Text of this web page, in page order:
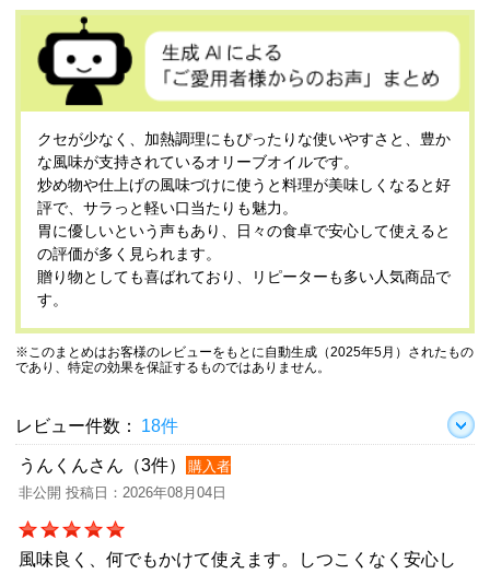
クセが少なく、加熱調理にもぴったりな使いやすさと、豊か
な風味が支持されているオリーブオイルです。
炒め物や仕上げの風味づけに使うと料理が美味しくなると好
評で、サラっと軽い口当たりも魅力。
胃に優しいという声もあり、日々の食卓で安心して使えると
の評価が多く見られます。
贈り物としても喜ばれており、リピーターも多い人気商品で
す。
※このまとめはお客様のレビューをもとに自動生成（2025年5月）されたもの
であり、特定の効果を保証するものではありません。
レビュー件数： 18件
うんくんさん（3件）
購入者
非公開 投稿日：2026年08月04日
風味良く、何でもかけて使えます。しつこくなく安心し